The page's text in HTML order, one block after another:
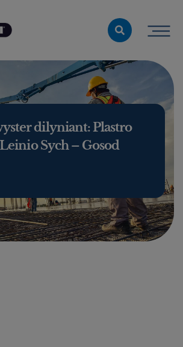
dilyniant: Plastro
Sych – Gosod